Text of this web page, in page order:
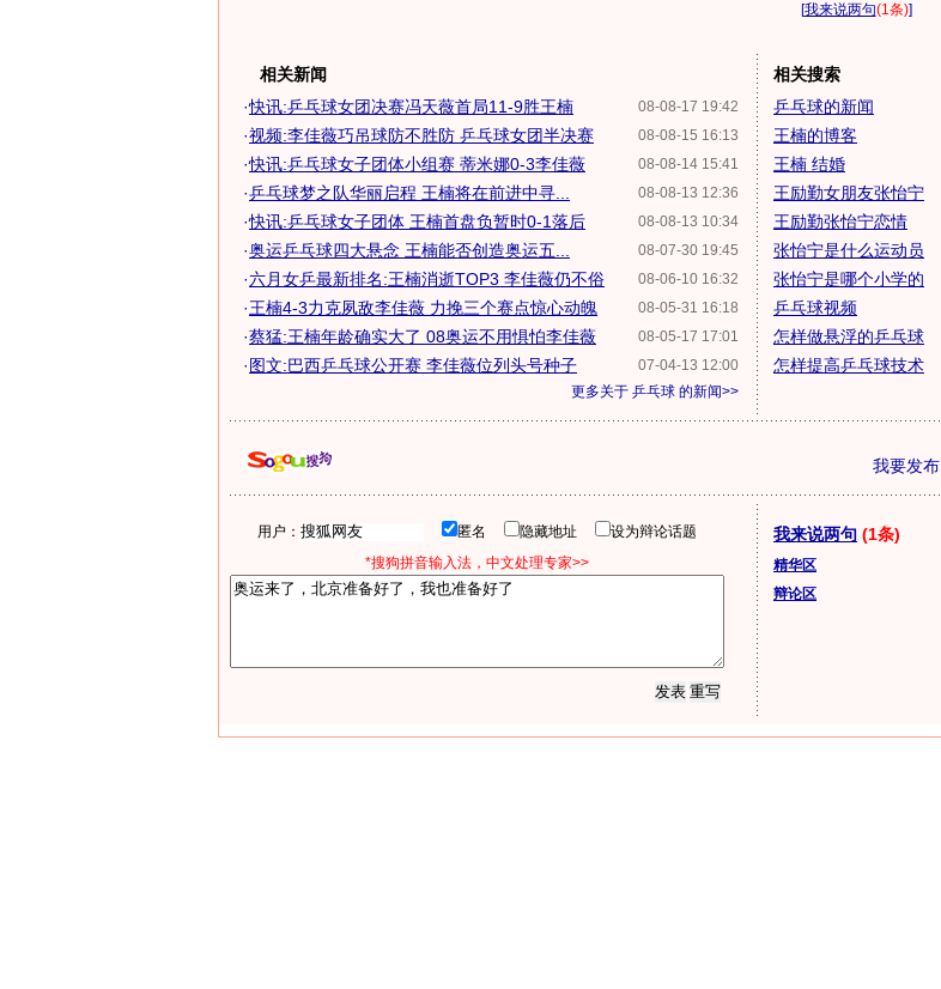
[我来说两句(1条)]
相关新闻
08-08-17 19:42
·快讯:乒乓球女团决赛冯天薇首局11-9胜王楠
08-08-15 16:13
·视频:李佳薇巧吊球防不胜防 乒乓球女团半决赛
08-08-14 15:41
·快讯:乒乓球女子团体小组赛 蒂米娜0-3李佳薇
08-08-13 12:36
·乒乓球梦之队华丽启程 王楠将在前进中寻...
08-08-13 10:34
·快讯:乒乓球女子团体 王楠首盘负暂时0-1落后
08-07-30 19:45
·奥运乒乓球四大悬念 王楠能否创造奥运五...
08-06-10 16:32
·六月女乒最新排名:王楠消逝TOP3 李佳薇仍不俗
08-05-31 16:18
·王楠4-3力克夙敌李佳薇 力挽三个赛点惊心动魄
08-05-17 17:01
·蔡猛:王楠年龄确实大了 08奥运不用惧怕李佳薇
07-04-13 12:00
·图文:巴西乒乓球公开赛 李佳薇位列头号种子
更多关于 乒乓球 的新闻>>
相关搜索
乒乓球的新闻
王楠的博客
王楠 结婚
王励勤女朋友张怡宁
王励勤张怡宁恋情
张怡宁是什么运动员
张怡宁是哪个小学的
乒乓球视频
怎样做悬浮的乒乓球
怎样提高乒乓球技术
我要发布
用户： 匿名 隐藏地址
设为辩论话题
*搜狗拼音输入法，中文处理专家>>
我来说两句 (1条)
精华区
辩论区